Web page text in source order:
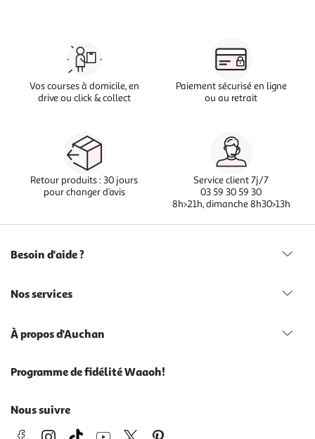
Vos courses à domicile, en
drive ou click & collect
Paiement sécurisé en ligne
ou au retrait
Retour produits : 30 jours
pour changer d’avis
Service client 7j/7
03 59 30 59 30
8h>21h, dimanche 8h30>13h
Besoin d'aide ?
Nos services
À propos d'Auchan
Programme de fidélité Waaoh!
Nous suivre